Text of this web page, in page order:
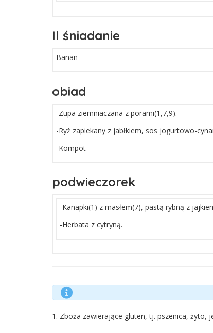
II śniadanie
Banan
obiad
-Zupa ziemniaczana z porami(1,7,9).
-Ryż zapiekany z jabłkiem, sos jogurtowo-
-Kompot
podwieczorek
-Kanapki(1) z masłem(7), pastą rybną z
-Herbata z cytryną.
1. Zboża zawierające gluten, tj. pszenica,